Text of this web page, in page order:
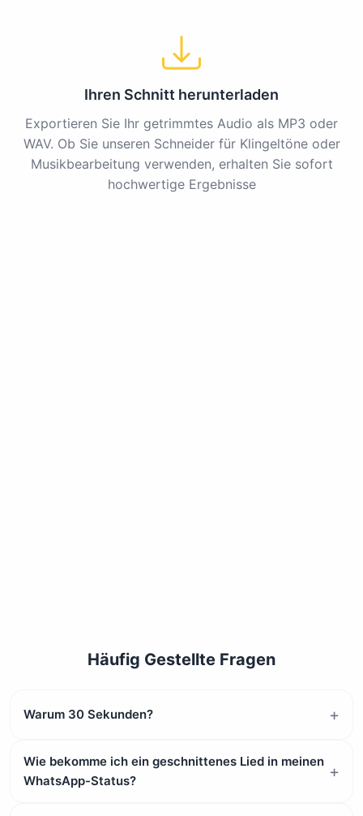
Ihren Schnitt herunterladen
Exportieren Sie Ihr getrimmtes Audio als MP3 oder
WAV. Ob Sie unseren Schneider für Klingeltöne oder
Musikbearbeitung verwenden, erhalten Sie sofort
hochwertige Ergebnisse
Häufig Gestellte Fragen
Warum 30 Sekunden?
Wie bekomme ich ein geschnittenes Lied in meinen
WhatsApp-Status?